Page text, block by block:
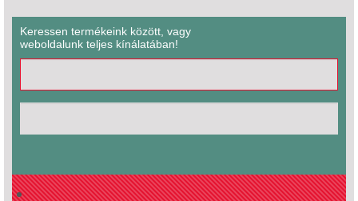
Keressen termékeink között, vagy
weboldalunk teljes kínálatában!